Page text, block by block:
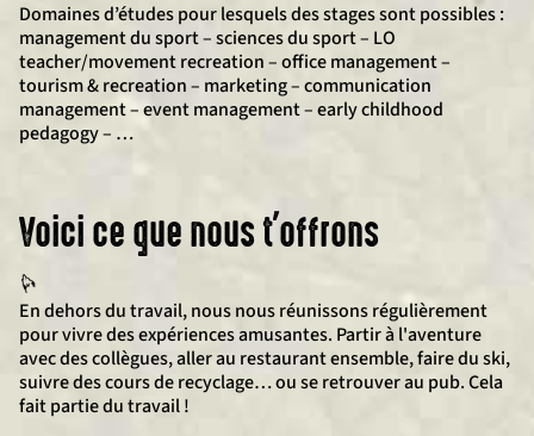
Domaines d’études pour lesquels des stages sont possibles :
management du sport – sciences du sport – LO
teacher/movement recreation – office management –
tourism & recreation – marketing – communication
management – event management – early childhood
pedagogy – …
Voici ce que nous t'offrons
En dehors du travail, nous nous réunissons régulièrement
pour vivre des expériences amusantes. Partir à l'aventure
avec des collègues, aller au restaurant ensemble, faire du ski,
suivre des cours de recyclage… ou se retrouver au pub. Cela
fait partie du travail !